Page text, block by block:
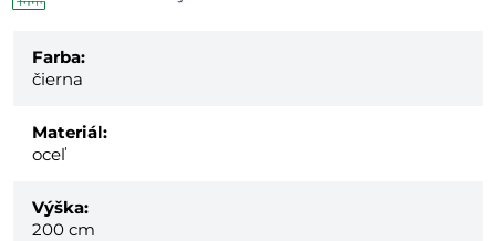
Farba:
čierna
Materiál:
oceľ
Výška:
200 cm